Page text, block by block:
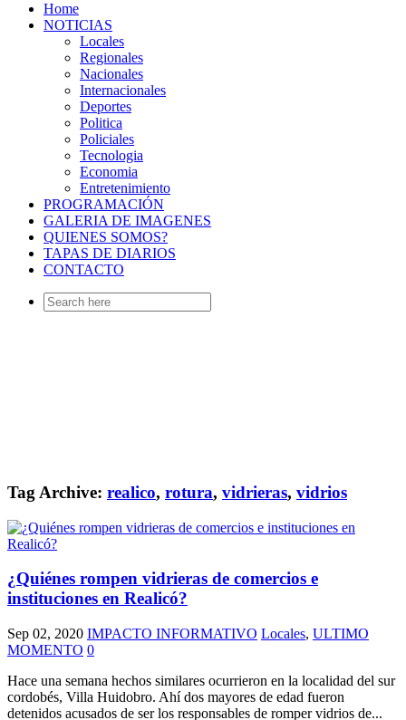
Home
NOTICIAS
Locales
Regionales
Nacionales
Internacionales
Deportes
Politica
Policiales
Tecnologia
Economia
Entretenimiento
PROGRAMACIÓN
GALERIA DE IMAGENES
QUIENES SOMOS?
TAPAS DE DIARIOS
CONTACTO
Search
for:
Tag Archive: realico, rotura, vidrieras, vidrios
¿Quiénes rompen vidrieras de comercios e
instituciones en Realicó?
Sep 02, 2020 IMPACTO INFORMATIVO Locales, ULTIMO
MOMENTO 0
Hace una semana hechos similares ocurrieron en la localidad del sur
cordobés, Villa Huidobro. Ahí dos mayores de edad fueron
detenidos acusados de ser los responsables de romper vidrios de...